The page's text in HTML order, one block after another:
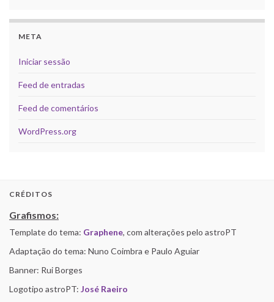
META
Iniciar sessão
Feed de entradas
Feed de comentários
WordPress.org
CRÉDITOS
Grafismos:
Template do tema: Graphene, com alterações pelo astroPT
Adaptação do tema: Nuno Coimbra e Paulo Aguiar
Banner: Rui Borges
Logotipo astroPT: José Raeiro